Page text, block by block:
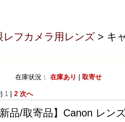
レフカメラ用レンズ > キ
状況： 在庫あり 取寄せ
) 1 2 次へ
新品/取寄品】Canon レン